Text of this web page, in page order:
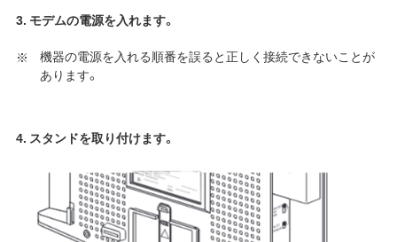
3. モデムの電源を入れます。
機器の電源を入れる順番を誤ると正しく接続できないことが
あります。
4. スタンドを取り付けます。